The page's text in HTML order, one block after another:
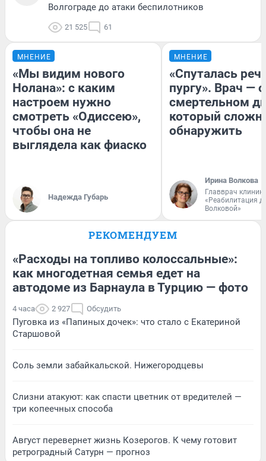
Волгограде до атаки беспилотников
21 525 61
МНЕНИЕ
«Мы видим нового
Нолана»: с каким
настроем нужно
смотреть «Одиссею»,
чтобы она не
выглядела как фиаско
Надежда Губарь
МНЕНИЕ
«Спуталась
пургу». Врач — о
смертельном
который
обнаружить
Ирина Волкова
Главврач
«Реабилитация
Волковой»
РЕКОМЕНДУЕМ
«Расходы на топливо колоссальные»:
как многодетная семья едет на
автодоме из Барнаула в Турцию — фото
4 часа 2 927 Обсудить
Пуговка из «Папиных дочек»: что стало с Екатериной
Старшовой
Соль земли забайкальской. Нижегородцевы
Слизни атакуют: как спасти цветник от вредителей —
три копеечных способа
Август перевернет жизнь Козерогов. К чему готовит
ретроградный Сатурн — прогноз